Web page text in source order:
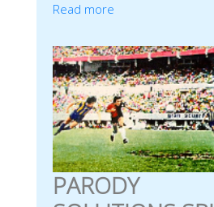
Read more
PARODY